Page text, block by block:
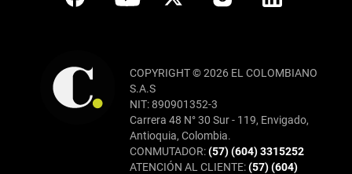
COPYRIGHT © 2026 EL COLOMBIANO
S.A.S
NIT: 890901352-3
Carrera 48 N° 30 Sur - 119, Envigado,
Antioquia, Colombia.
CONMUTADOR:(57) (604) 3315252
ATENCIÓN AL CLIENTE:(57) (604)